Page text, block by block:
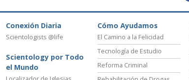
Conexión Diaria
Scientologists @life
Scientology por Todo
el Mundo
Cómo Ayudamos
El Camino a la Felicidad
Tecnología de Estudio
Reforma Criminal